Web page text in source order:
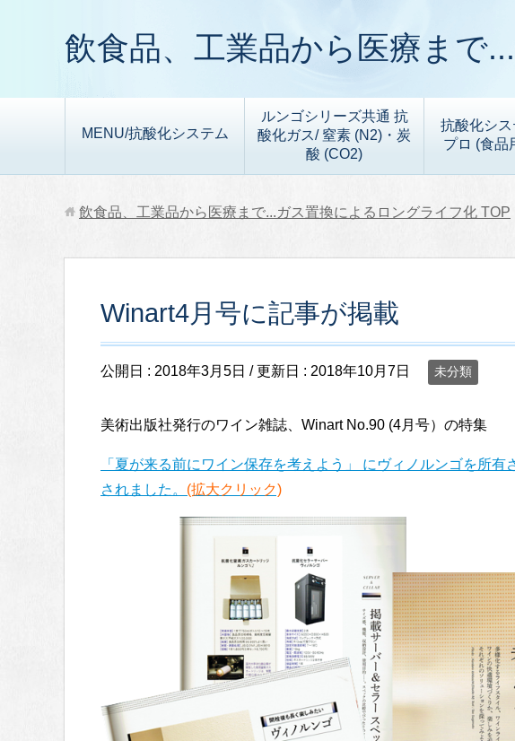
飲食品、工業品から医療まで
MENU/抗酸化システム
ルンゴシリーズ共通 抗
酸化ガス/ 窒素 (N2)・炭
酸 (CO2)
抗酸化シ
プロ (食品
飲食品、工業品から医療まで...ガス置換によるロングライフ化 TOP
Winart4月号に記事が掲載
公開日 : 2018年3月5日 / 更新日 : 2018年10月7日 未分類
美術出版社発行のワイン雑誌、Winart No.90 (4月号）の特集
「夏が来る前にワイン保存を考えよう」 にヴィノルンゴを所
されました。 (拡大クリック)